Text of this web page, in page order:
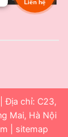
Địa chỉ: C23,
Mai, Hà Nội
sitemap
Liên hệ